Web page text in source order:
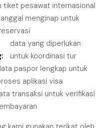
tiket pesawat internasional
menginap untuk
data yang diperlukan
untuk koordinasi tur
paspor lengkap untuk
aplikasi visa
transaksi untuk verifikasi